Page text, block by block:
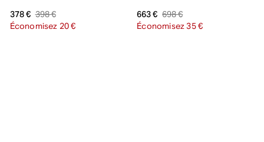
378 € 398 €
Économisez 20 €
663 € 698 €
Économisez 35 €